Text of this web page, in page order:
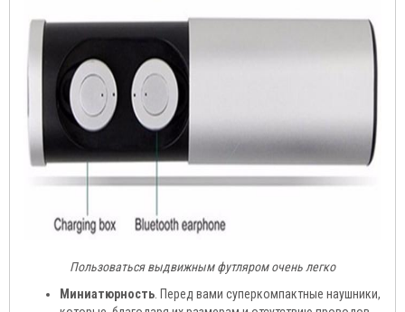
Пользоваться выдвижным футляром очень легко
Миниатюрность. Перед вами суперкомпактные наушники,